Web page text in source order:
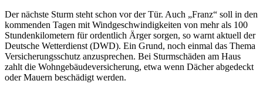
Der nächste Sturm steht schon vor der Tür. Auch „Franz“ soll in den
kommenden Tagen mit Windgeschwindigkeiten von mehr als 100
Stundenkilometern für ordentlich Ärger sorgen, so warnt aktuell der
Deutsche Wetterdienst (DWD). Ein Grund, noch einmal das Thema
Versicherungsschutz anzusprechen. Bei Sturmschäden am Haus
zahlt die Wohngebäudeversicherung, etwa wenn Dächer abgedeckt
oder Mauern beschädigt werden.